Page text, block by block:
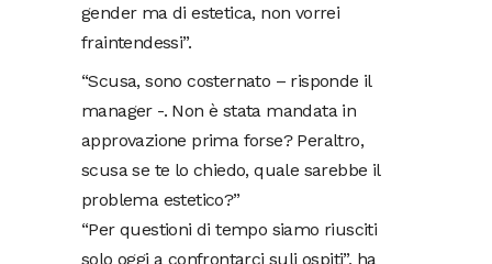
gender ma di estetica, non vorrei
fraintendessi”.
“Scusa, sono costernato – risponde il
manager -. Non è stata mandata in
approvazione prima forse? Peraltro,
scusa se te lo chiedo, quale sarebbe il
problema estetico?”
“Per questioni di tempo siamo riusciti
solo oggi a confrontarci suli ospiti”, ha